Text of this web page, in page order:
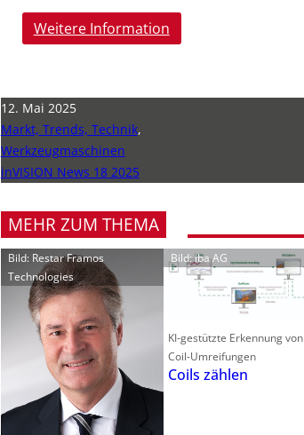
Weitere Information
12. Mai 2025
Markt, Trends, Technik,
Werkzeugmaschinen
inVISION News 18 2025
MEHR ZUM THEMA
Bild: Restar Framos
Technologies
Bild: iba AG
KI-gestützte Erkennung von
Coil-Umreifungen
Coils zählen